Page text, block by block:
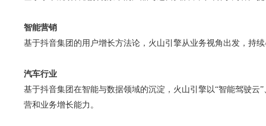
智能营销
基于抖音集团的用户增长方法论，火山引擎从业务视角出发，持
汽车行业
基于抖音集团在智能与数据领域的沉淀，火山引擎以“智能驾驶云
营和业务增长能力。